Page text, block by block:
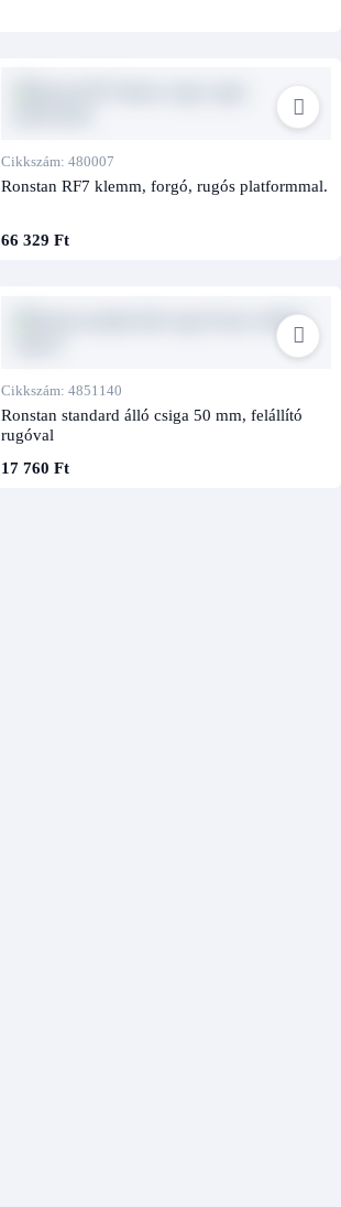
Cikkszám: 480007
Ronstan RF7 klemm, forgó, rugós platformmal.
66 329 Ft
Cikkszám: 4851140
Ronstan standard álló csiga 50 mm, felállító
rugóval
17 760 Ft